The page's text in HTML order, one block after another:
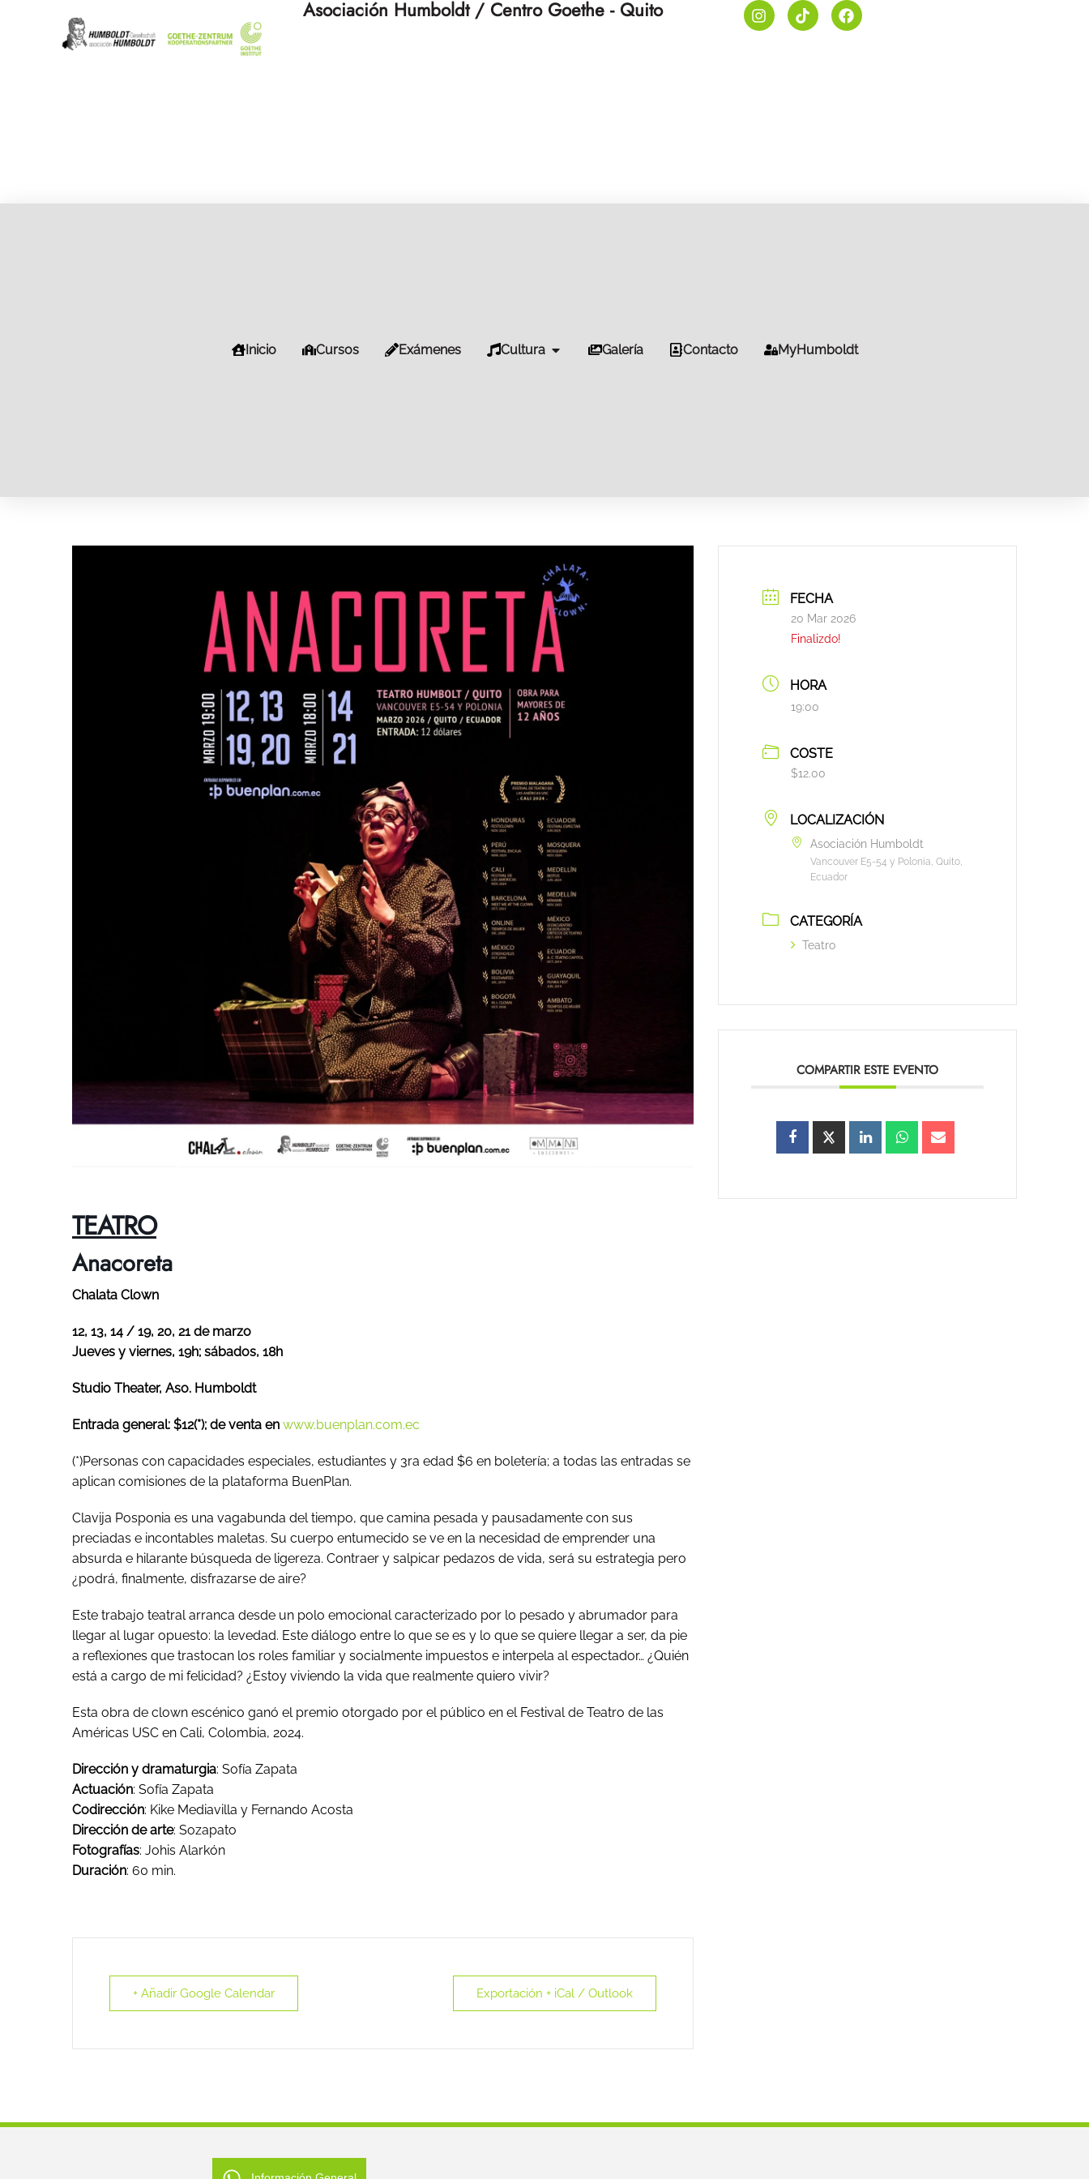
Asociación Humboldt / Centro Goethe - Quito
Inicio Cursos Exámenes Cultura Galería Contacto MyHumboldt
TEATRO
Anacoreta
Chalata Clown
12, 13, 14 / 19, 20, 21 de marzo
Jueves y viernes, 19h; sábados, 18h
Studio Theater, Aso. Humboldt
Entrada general: $12(*); de venta en www.buenplan.com.ec
(*)Personas con capacidades especiales, estudiantes y 3ra edad $6 en boletería; a todas las entradas se
aplican comisiones de la plataforma BuenPlan.
Clavija Posponia es una vagabunda del tiempo, que camina pesada y pausadamente con sus
preciadas e incontables maletas. Su cuerpo entumecido se ve en la necesidad de emprender una
absurda e hilarante búsqueda de ligereza. Contraer y salpicar pedazos de vida, será su estrategia pero
¿podrá, finalmente, disfrazarse de aire?
Este trabajo teatral arranca desde un polo emocional caracterizado por lo pesado y abrumador para
llegar al lugar opuesto: la levedad. Este diálogo entre lo que se es y lo que se quiere llegar a ser, da pie
a reflexiones que trastocan los roles familiar y socialmente impuestos e interpela al espectador… ¿Quién
está a cargo de mi felicidad? ¿Estoy viviendo la vida que realmente quiero vivir?
Esta obra de clown escénico ganó el premio otorgado por el público en el Festival de Teatro de las
Américas USC en Cali, Colombia, 2024.
Dirección y dramaturgia: Sofía Zapata
Actuación: Sofía Zapata
Codirección: Kike Mediavilla y Fernando Acosta
Dirección de arte: Sozapato
Fotografías: Johis Alarkón
Duración: 60 min.
+ Añadir Google Calendar Exportación + iCal / Outlook
FECHA
20 Mar 2026
Finalizdo!
HORA
19:00
COSTE
$12.00
LOCALIZACIÓN
Asociación Humboldt
Vancouver E5-54 y Polonia, Quito,
Ecuador
CATEGORÍA
Teatro
COMPARTIR ESTE EVENTO